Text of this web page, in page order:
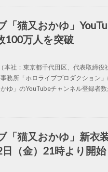
「猫又おかゆ」
100万人を突破
本社：東京都千代田区、代表取締役
務所「ホロライブプロダクション
ゆ」のYouTubeチャンネル登録者
「猫又おかゆ」新衣
（金）21時より開始